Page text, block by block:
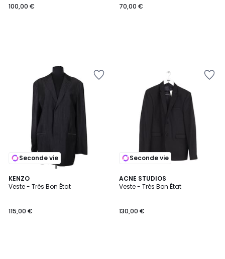
100,00 € 70,00 €
Seconde vie
KENZO
Veste - Très Bon État
115,00 €
Seconde vie
ACNE STUDIOS
Veste - Très Bon État
130,00 €